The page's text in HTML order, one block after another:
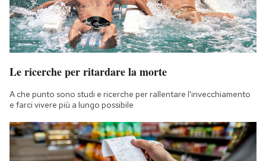
Esci
Le ricerche per ritardare la morte
A che punto sono studi e ricerche per rallentare l'invecchiamento
e farci vivere più a lungo possibile